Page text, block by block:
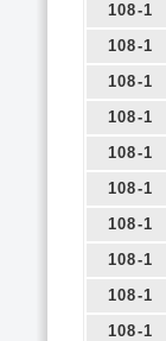
108-1
108-1
108-1
108-1
108-1
108-1
108-1
108-1
108-1
108-1